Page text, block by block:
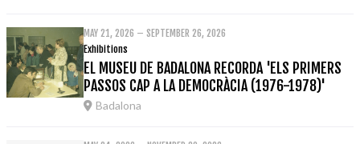
MAY 21, 2026 – SEPTEMBER 26, 2026
Exhibitions
EL MUSEU DE BADALONA RECORDA 'ELS PRIMERS
PASSOS CAP A LA DEMOCRÀCIA (1976-1978)'
Badalona